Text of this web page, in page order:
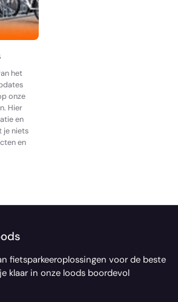
het
onze
Hier
en
je niets
en
fietsparkeeroplossingen voor de beste
klaar in onze loods boordevol